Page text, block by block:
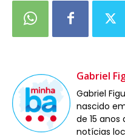
Gabriel
Gabriel
nascido
de 15
notícias